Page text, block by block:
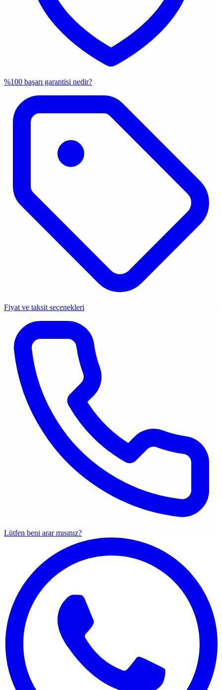
%100 başarı garantisi nedir?
Fiyat ve taksit seçenekleri
Lütfen beni arar mısınız?